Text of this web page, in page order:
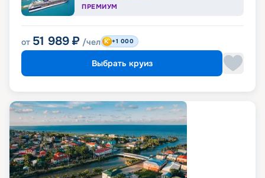
ПРЕМИУМ
от 51 989 ₽ /чел +1 000
Выбрать круиз